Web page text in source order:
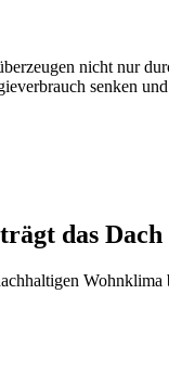
nicht nur
senken
das
Wohnklima